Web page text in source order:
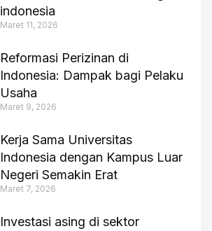
indonesia
Maret 11, 2026
Reformasi Perizinan di
Indonesia: Dampak bagi Pelaku
Usaha
Maret 9, 2026
Kerja Sama Universitas
Indonesia dengan Kampus Luar
Negeri Semakin Erat
Maret 7, 2026
Investasi asing di sektor